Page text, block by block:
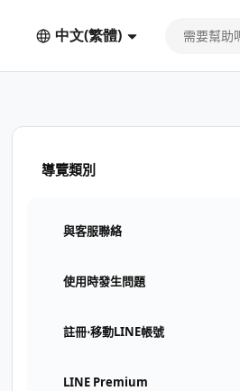
中文(繁體)
導覽類別
與客服聯絡
使用時發生問題
註冊⋅移動LINE帳號
LINE Premium